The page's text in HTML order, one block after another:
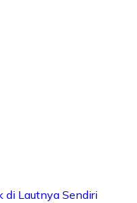
di Lautnya Sendiri